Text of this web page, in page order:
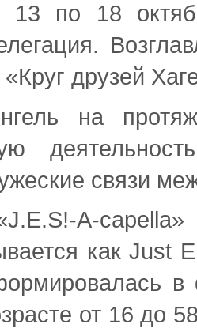
по 18
«Круг друзей
на
связи
А-
как Just
от 16 до